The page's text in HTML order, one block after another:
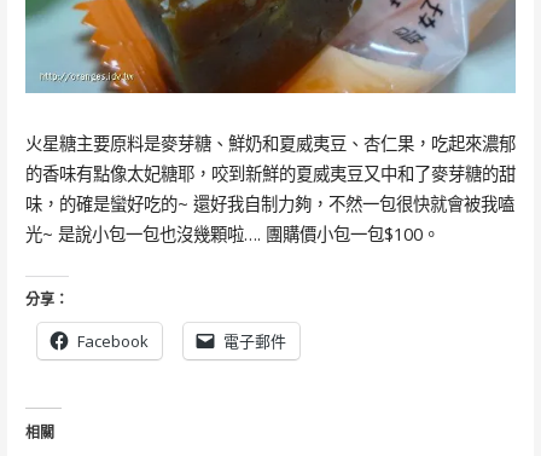
火星糖主要原料是麥芽糖、鮮奶和夏威夷豆、杏仁果，吃起來濃郁
的香味有點像太妃糖耶，咬到新鮮的夏威夷豆又中和了麥芽糖的甜
味，的確是蠻好吃的~ 還好我自制力夠，不然一包很快就會被我嗑
光~ 是說小包一包也沒幾顆啦…. 團購價小包一包$100。
分享：
Facebook 電子郵件
相關